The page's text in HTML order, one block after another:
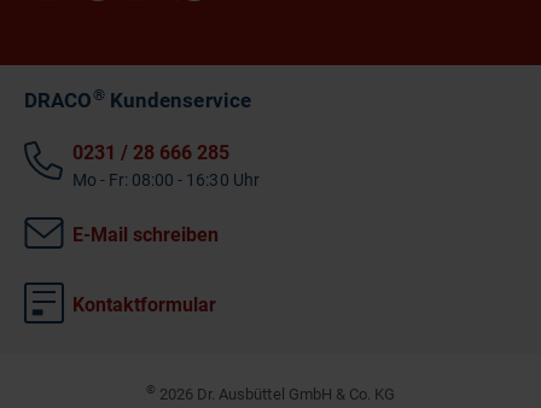
DRACO®Kundenservice
0231 / 28 666 285
Mo - Fr: 08:00 - 16:30 Uhr
E-Mail schreiben
Kontaktformular
© 2026 Dr. Ausbüttel GmbH & Co. KG